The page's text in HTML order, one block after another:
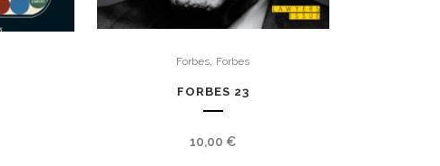
Forbes Forbes
FORBES 23
10,00 €